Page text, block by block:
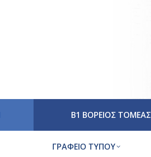
Β1 ΒΟΡΕΙΟΣ ΤΟΜΕΑΣ
ΓΡΑΦΕΙΟ ΤΥΠΟΥ